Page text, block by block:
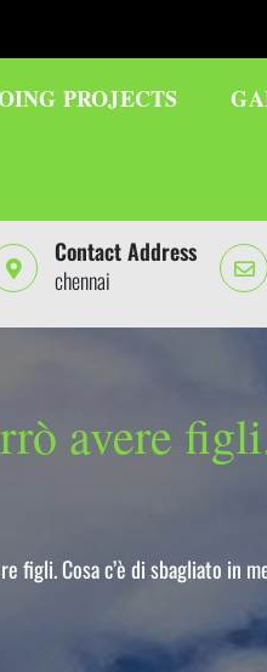
PROJECTS
Contact Address
chennai
avere
figli. Cosa c’è di sbagliato in